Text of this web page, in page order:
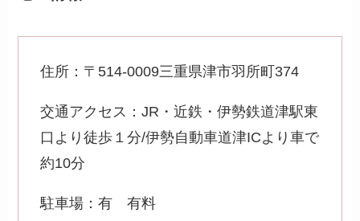
住所：〒514-0009三重県津市羽所町374
交通アクセス：JR・近鉄・伊勢鉄道津駅東
口より徒歩１分/伊勢自動車道津ICより車で
約10分
駐車場：有 有料